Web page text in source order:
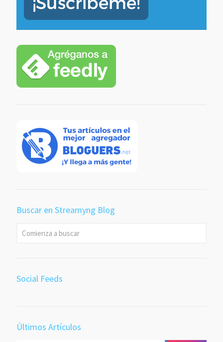
Buscar en Streamyng Blog
Social Feeds
Últimos Artículos